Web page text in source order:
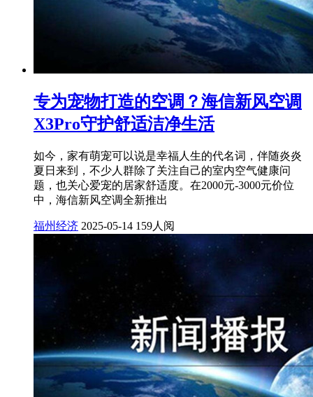
专为宠物打造的空调？海信新风空调
X3Pro守护舒适洁净生活
如今，家有萌宠可以说是幸福人生的代名词，伴随炎炎
夏日来到，不少人群除了关注自己的室内空气健康问
题，也关心爱宠的居家舒适度。在2000元-3000元价位
中，海信新风空调全新推出
福州经济 2025-05-14 159人阅